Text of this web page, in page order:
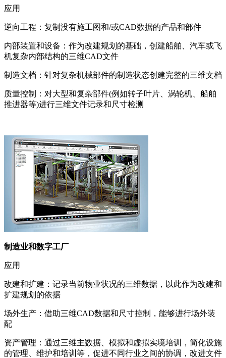
应用
逆向工程：复制没有施工图和/或CAD数据的产品和部件
内部装置和设备：作为改建规划的基础，创建船舶、汽车或飞
机复杂内部结构的三维CAD文件
制造文档：针对复杂机械部件的制造状态创建完整的三维文档
质量控制：对大型和复杂部件(例如转子叶片、涡轮机、船舶
推进器等)进行三维文件记录和尺寸检测
制造业和数字工厂
应用
改建和扩建：记录当前物业状况的三维数据，以此作为改建和
扩建规划的依据
场外生产：借助三维CAD数据和尺寸控制，能够进行场外装
配
资产管理：通过三维主数据、模拟和虚拟实境培训，简化设施
的管理、维护和培训等，促进不同行业之间的协调，改进文件